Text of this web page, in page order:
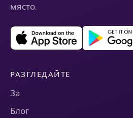
място.
РАЗГЛЕДАЙТЕ
За
Блог